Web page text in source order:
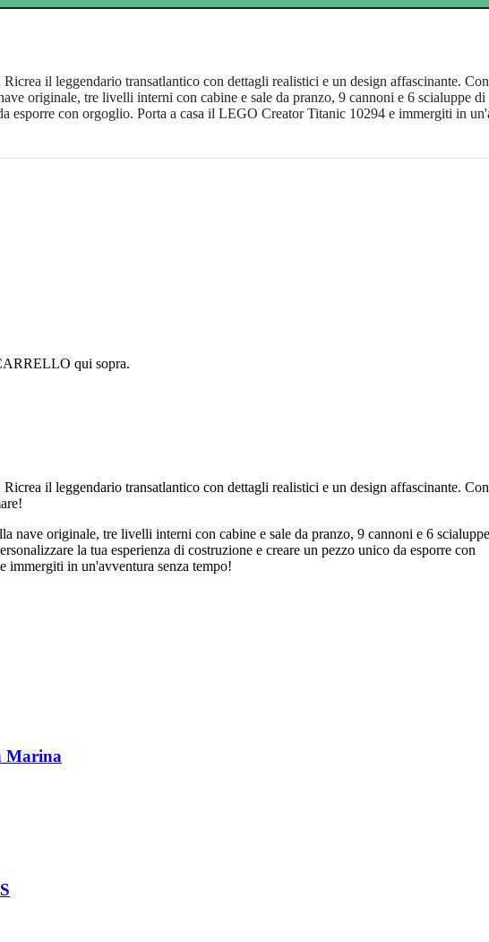
il leggendario transatlantico con dettagli realistici e un design affascinante.
originale, tre livelli interni con cabine e sale da pranzo, 9 cannoni e 6 scialuppe
esporre con orgoglio. Porta a casa il LEGO Creator Titanic 10294 e immergiti in
qui sopra.
il leggendario transatlantico con dettagli realistici e un design affascinante. Con
nave originale, tre livelli interni con cabine e sale da pranzo, 9 cannoni e 6
la tua esperienza di costruzione e creare un pezzo unico da esporre con
immergiti in un'avventura senza tempo!
Marina